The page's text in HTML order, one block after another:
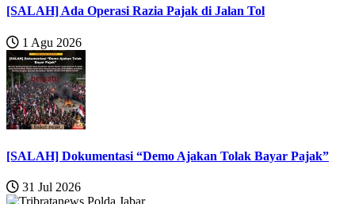
[SALAH] Ada Operasi Razia Pajak di Jalan Tol
1 Agu 2026
[SALAH] Dokumentasi “Demo Ajakan Tolak Bayar Pajak”
31 Jul 2026